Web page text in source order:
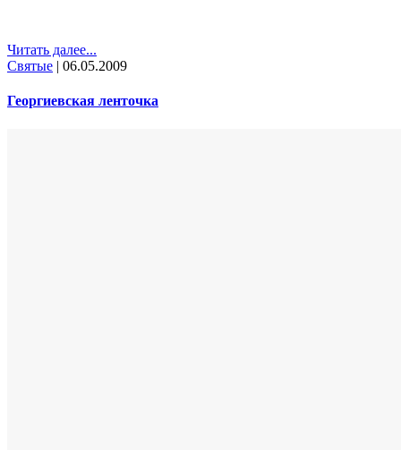
Читать далее...
Святые | 06.05.2009
Георгиевская ленточка